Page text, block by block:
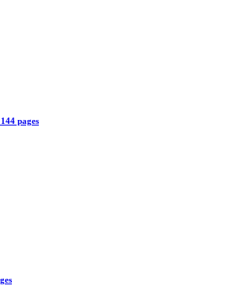
pages